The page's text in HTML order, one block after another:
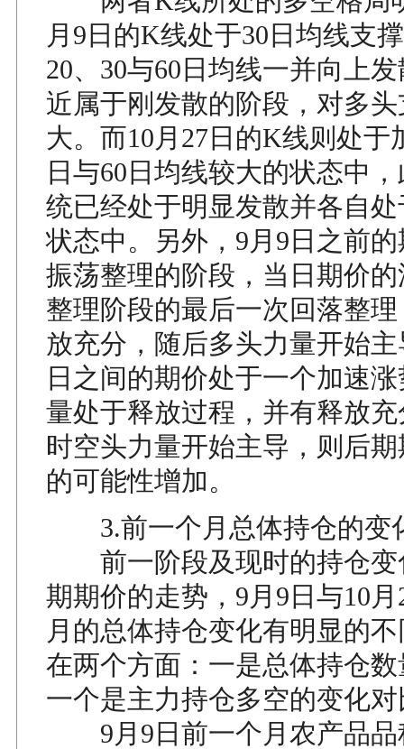
月9日的K线处于30日均线支
20、30与60日均线一并向上
近属于刚发散的阶段，对多
大。而10月27日的K线则处于
日与60日均线较大的状态中
统已经处于明显发散并各自
状态中。另外，9月9日之前
振荡整理的阶段，当日期价
整理阶段的最后一次回落整
放充分，随后多头力量开始主
日之间的期价处于一个加速
量处于释放过程，并有释放
时空头力量开始主导，则后
的可能性增加。
3.前一个月总体持仓的变
前一阶段及现时的持仓变
期期价的走势，9月9日与10
月的总体持仓变化有明显的
在两个方面：一是总体持仓
一个是主力持仓多空的变化
9月9日前一个月农产品品